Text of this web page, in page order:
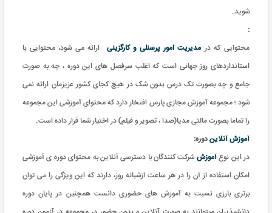
شوید.
:
محتوایی که درمدیریت امور پرسنلی و کارگزینی
ارائه می شود، محتوایی با
استانداردهای روز جهانی است که اغلب سرفصل های این دوره ، چه به صورت
جامع و چه بصورت تک درس بدون شک در هیچ کجای کشور عزیزمان ارائه نمی
شود ؛ مجموعه آموزش مجازی پارس افتخار دارد که محتوای آموزشی این مجموعه
را تماما بصورت مالتی مدیا(صدا ، تصویر و فیلم) در اختیار شما قرار داده است.
آموزش آنلایندوره:
در این نوعآموزششرکت کنندگان با دسترسی آنلاین به محتوای دوره ی آموزشی
امکان استفاده از آن را در هر ساعت ازشبانه روز، دارند که این ویژگی را می توان
برتری بارزی نسبت به آموزش های حضوری دانست همچنین در پایان دوره